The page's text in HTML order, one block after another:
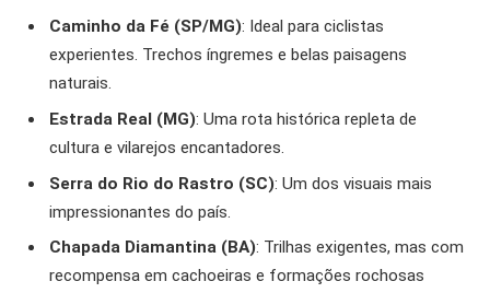
Caminho da Fé (SP/MG): Ideal para ciclistas
experientes. Trechos íngremes e belas paisagens
naturais.
Estrada Real (MG): Uma rota histórica repleta de
cultura e vilarejos encantadores.
Serra do Rio do Rastro (SC): Um dos visuais mais
impressionantes do país.
Chapada Diamantina (BA): Trilhas exigentes, mas com
recompensa em cachoeiras e formações rochosas